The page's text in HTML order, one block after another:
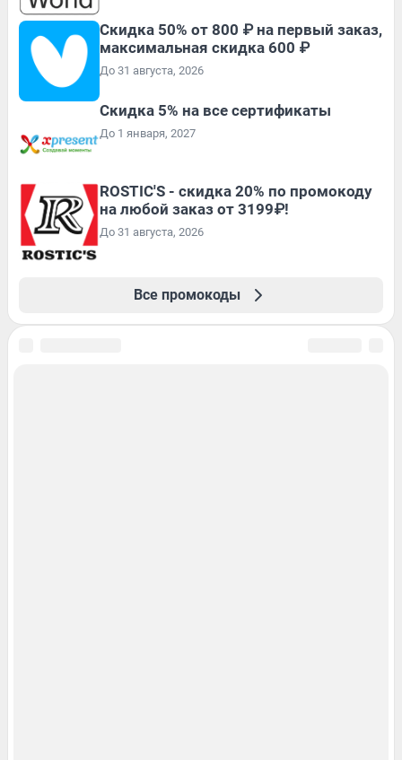
Скидка 50% от 800 ₽ на первый заказ,
максимальная скидка 600 ₽
До 31 августа, 2026
Скидка 5% на все сертификаты
До 1 января, 2027
ROSTIC'S - скидка 20% по промокоду
на любой заказ от 3199₽!
До 31 августа, 2026
Все промокоды